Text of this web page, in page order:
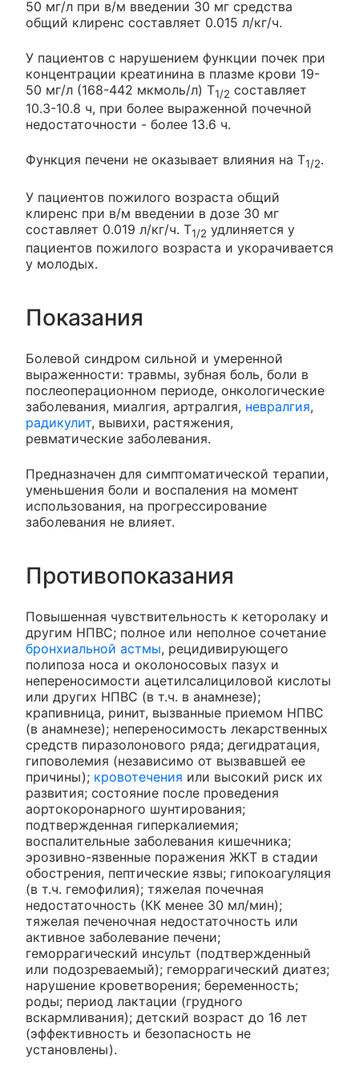
50 мг/л при в/м введении 30 мг средства
общий клиренс составляет 0.015 л/кг/ч.
У пациентов с нарушением функции почек при
концентрации креатинина в плазме крови 19-
50 мг/л (168-442 мкмоль/л) T1/2 составляет
10.3-10.8 ч, при более выраженной почечной
недостаточности - более 13.6 ч.
Функция печени не оказывает влияния на T1/2.
У пациентов пожилого возраста общий
клиренс при в/м введении в дозе 30 мг
составляет 0.019 л/кг/ч. T1/2 удлиняется у
пациентов пожилого возраста и укорачивается
у молодых.
Показания
Болевой синдром сильной и умеренной
выраженности: травмы, зубная боль, боли в
послеоперационном периоде, онкологические
заболевания, миалгия, артралгия, невралгия,
радикулит, вывихи, растяжения,
ревматические заболевания.
Предназначен для симптоматической терапии,
уменьшения боли и воспаления на момент
использования, на прогрессирование
заболевания не влияет.
Противопоказания
Повышенная чувствительность к кеторолаку и
другим НПВС; полное или неполное сочетание
бронхиальной астмы, рецидивирующего
полипоза носа и околоносовых пазух и
непереносимости ацетилсалициловой кислоты
или других НПВС (в т.ч. в анамнезе);
крапивница, ринит, вызванные приемом НПВС
(в анамнезе); непереносимость лекарственных
средств пиразолонового ряда; дегидратация,
гиповолемия (независимо от вызвавшей ее
причины); кровотечения или высокий риск их
развития; состояние после проведения
аортокоронарного шунтирования;
подтвержденная гиперкалиемия;
воспалительные заболевания кишечника;
эрозивно-язвенные поражения ЖКТ в стадии
обострения, пептические язвы; гипокоагуляция
(в т.ч. гемофилия); тяжелая почечная
недостаточность (КК менее 30 мл/мин);
тяжелая печеночная недостаточность или
активное заболевание печени;
геморрагический инсульт (подтвержденный
или подозреваемый); геморрагический диатез;
нарушение кроветворения; беременность;
роды; период лактации (грудного
вскармливания); детский возраст до 16 лет
(эффективность и безопасность не
установлены).